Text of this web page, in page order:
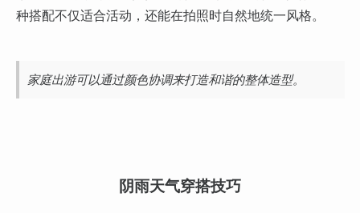
种搭配不仅适合活动，还能在拍照时自然地统一风格。
家庭出游可以通过颜色协调来打造和谐的整体造型。
阴雨天气穿搭技巧